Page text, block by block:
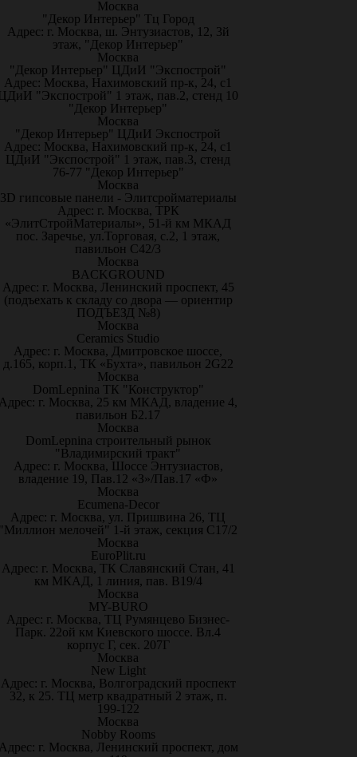
Москва
"Декор Интерьер" Тц Город
Адрес: г. Москва, ш. Энтузиастов, 12, 3й
этаж, "Декор Интерьер"
Москва
"Декор Интерьер" ЦДиИ "Экспострой"
Адрес: Москва, Нахимовский пр-к, 24, с1
"Экспострой" 1 этаж, пав.2, стенд 10
"Декор Интерьер"
Москва
"Декор Интерьер" ЦДиИ Экспострой
Адрес: Москва, Нахимовский пр-к, 24, с1
ЦДиИ "Экспострой" 1 этаж, пав.3, стенд
76-77 "Декор Интерьер"
Москва
3D гипсовые панели - Элитсройматериалы
Адрес: г. Москва, ТРК
«ЭлитСтройМатериалы», 51-й км МКАД
пос. Заречье, ул.Торговая, с.2, 1 этаж,
павильон С42/3
Москва
BACKGROUND
Адрес: г. Москва, Ленинский проспект, 45
(подъехать к складу со двора — ориентир
ПОДЪЕЗД №8)
Москва
Ceramics Studio
Адрес: г. Москва, Дмитровское шоссе,
д.165, корп.1, ТК «Бухта», павильон 2G22
Москва
DomLepnina ТК "Конструктор"
г. Москва, 25 км МКАД, владение 4,
павильон Б2.17
Москва
DomLepnina строительный рынок
"Владимирский тракт"
Адрес: г. Москва, Шоссе Энтузиастов,
владение 19, Пав.12 «З»/Пав.17 «Ф»
Москва
Ecumena-Decor
Адрес: г. Москва, ул. Пришвина 26, ТЦ
мелочей" 1-й этаж, секция С17/2
Москва
EuroPlit.ru
Адрес: г. Москва, ТК Славянский Стан, 41
км МКАД, 1 линия, пав. В19/4
Москва
MY-BURO
Адрес: г. Москва, ТЦ Румянцево Бизнес-
Парк. 22ой км Киевского шоссе. Вл.4
корпус Г, сек. 207Г
Москва
New Light
Адрес: г. Москва, Волгоградский проспект
32, к 25. ТЦ метр квадратный 2 этаж, п.
199-122
Москва
Nobby Rooms
г. Москва, Ленинский проспект, дом